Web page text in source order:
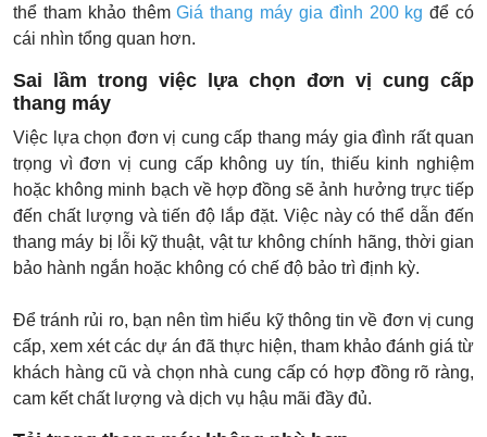
thể tham khảo thêmGiá thang máy gia đình 200 kg để có
cái nhìn tổng quan hơn.
Sai lầm trong việc lựa chọn đơn vị cung cấp
thang máy
Việc lựa chọn đơn vị cung cấp thang máy gia đình rất quan
trọng vì đơn vị cung cấp không uy tín, thiếu kinh nghiệm
hoặc không minh bạch về hợp đồng sẽ ảnh hưởng trực tiếp
đến chất lượng và tiến độ lắp đặt. Việc này có thể dẫn đến
thang máy bị lỗi kỹ thuật, vật tư không chính hãng, thời gian
bảo hành ngắn hoặc không có chế độ bảo trì định kỳ.
Để tránh rủi ro, bạn nên tìm hiểu kỹ thông tin về đơn vị cung
cấp, xem xét các dự án đã thực hiện, tham khảo đánh giá từ
khách hàng cũ và chọn nhà cung cấp có hợp đồng rõ ràng,
cam kết chất lượng và dịch vụ hậu mãi đầy đủ.